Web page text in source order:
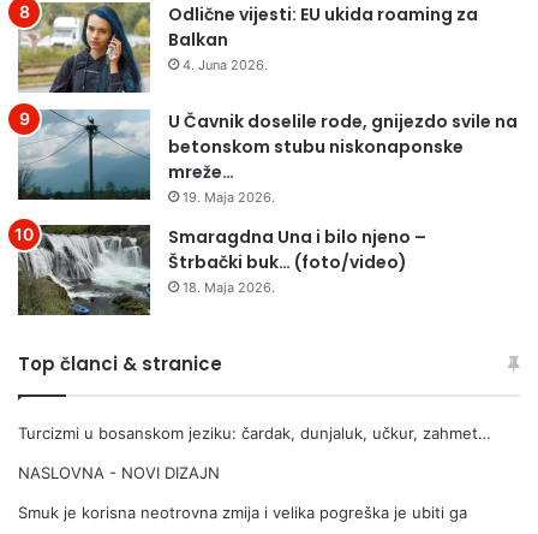
Odlične vijesti: EU ukida roaming za
Balkan
4. Juna 2026.
U Čavnik doselile rode, gnijezdo svile na
betonskom stubu niskonaponske
mreže…
19. Maja 2026.
Smaragdna Una i bilo njeno –
Štrbački buk… (foto/video)
18. Maja 2026.
Top članci & stranice
Turcizmi u bosanskom jeziku: čardak, dunjaluk, učkur, zahmet…
NASLOVNA - NOVI DIZAJN
Smuk je korisna neotrovna zmija i velika pogreška je ubiti ga